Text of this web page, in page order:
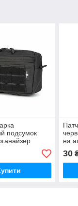
подсумок
для моллє
ЧОРНА
на
30